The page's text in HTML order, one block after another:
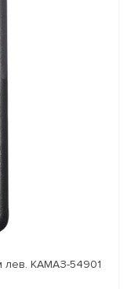
лев. КАМАЗ-54901